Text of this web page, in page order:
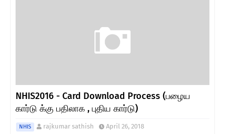
NHIS2016 - Card Download Process (பழைய
கார்டு க்கு பதிலாக , புதிய கார்டு)
NHIS rajkumar sathish
April 26, 2018